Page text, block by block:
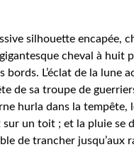
silhouette
cheval à huit
bords. L’éclat de la lune
de sa troupe de
hurla dans la tempête,
un toit ; et la pluie se
de trancher jusqu’aux